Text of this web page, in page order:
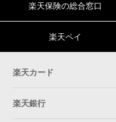
楽天保険の総合窓口
楽天ペイ
楽天カード
楽天銀行